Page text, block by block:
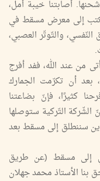
أصابتنا خيبة أمل،
إلى معرض مسقط في
والتّوتّر العصبي،
من عند الله، ففد أفرج
بعد أن تكرّمت الجمارك
كثيرًا، فإنّ بضاعتنا
التّركية ستوصلها
سننطلق إلى مسقط بعد
إلى مسقط (عن طريق
26 من فبراير 2012م، ليلحق بنا الأستاذ محمد جهلان